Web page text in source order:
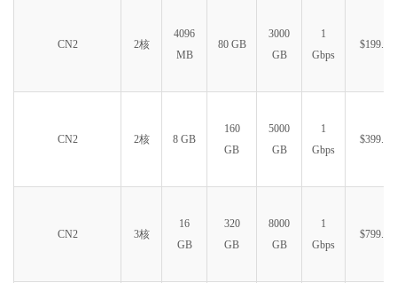
CN2 2核
4096
MB
80 GB
3000
GB
1
Gbps
$199.99
CN2 2核 8 GB
160
GB
5000
GB
1
Gbps
$399.99
CN2 3核
16
GB
320
GB
8000
GB
1
Gbps
$799.99